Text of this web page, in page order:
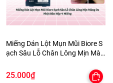
Miếng Dán Lột Mụn Mũi Biore S
ạch Sâu Lỗ Chân Lông Mịn Màn
25.000₫